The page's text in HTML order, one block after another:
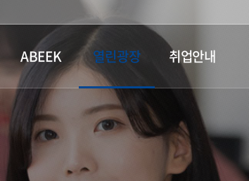
ABEEK 열린광장 취업안내